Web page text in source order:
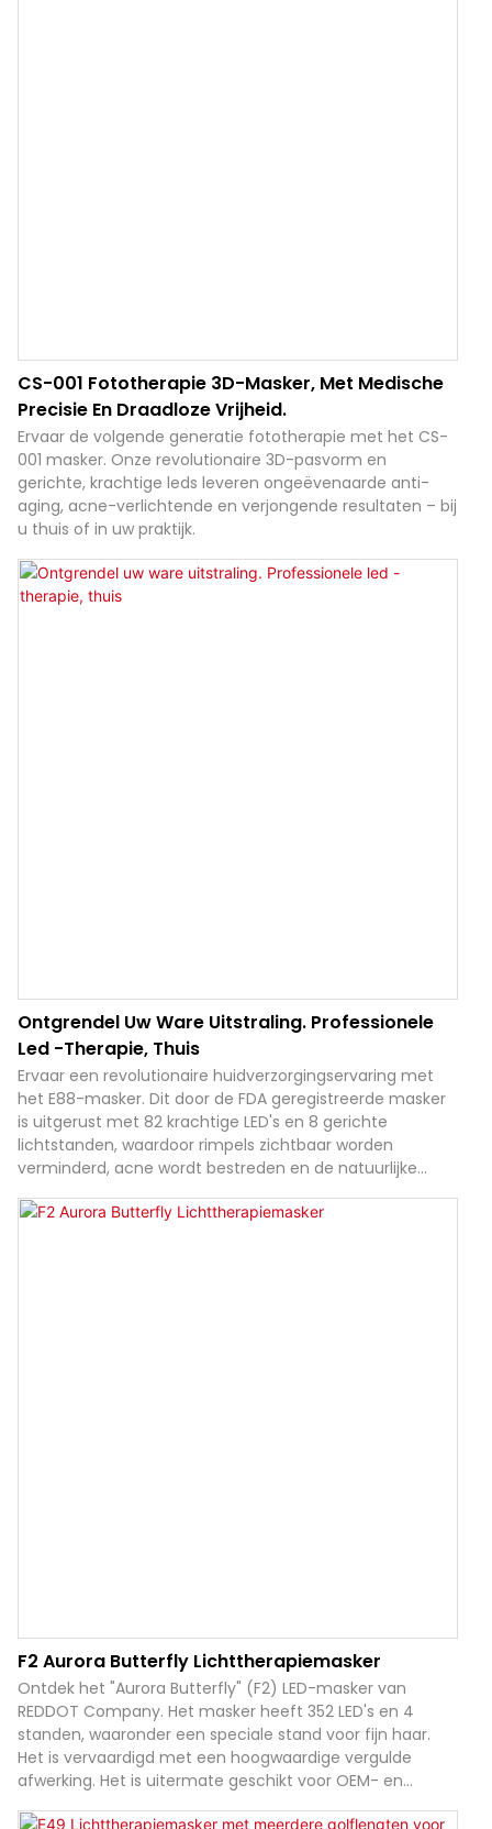
CS-001 Fototherapie 3D-Masker, Met Medische
Precisie En Draadloze Vrijheid.
Ervaar de volgende generatie fototherapie met het CS-
001 masker. Onze revolutionaire 3D-pasvorm en
gerichte, krachtige leds leveren ongeëvenaarde anti-
aging, acne-verlichtende en verjongende resultaten – bij
u thuis of in uw praktijk.
Ontgrendel Uw Ware Uitstraling. Professionele
Led -therapie, Thuis
Ervaar een revolutionaire huidverzorgingservaring met
het E88-masker. Dit door de FDA geregistreerde masker
is uitgerust met 82 krachtige LED's en 8 gerichte
lichtstanden, waardoor rimpels zichtbaar worden
verminderd, acne wordt bestreden en de natuurlijke
F2 Aurora Butterfly Lichttherapiemasker
Ontdek het "Aurora Butterfly" (F2) LED-masker van
REDDOT Company. Het masker heeft 352 LED's en 4
standen, waaronder een speciale stand voor fijn haar.
Het is vervaardigd met een hoogwaardige vergulde
afwerking. Het is uitermate geschikt voor OEM- en